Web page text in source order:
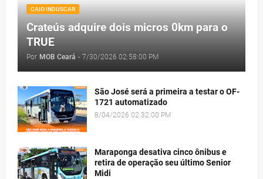
CAIO INDUSCAR
Crateús adquire dois micros 0km para o
TRUE
Por MOB Ceará - 7/30/2026 02:58:00 PM
São José será a primeira a testar o OF-
1721 automatizado
8/04/2026 02:32:00 PM
Maraponga desativa cinco ônibus e
retira de operação seu último Senior
Midi